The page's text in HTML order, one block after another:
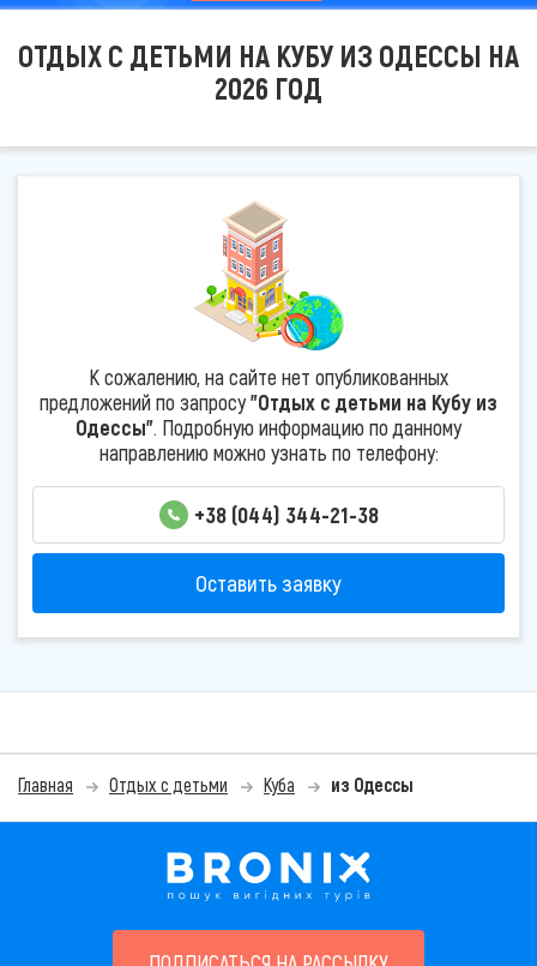
ОТДЫХ С ДЕТЬМИ НА КУБУ ИЗ ОДЕССЫ НА
2026 ГОД
К сожалению, на сайте нет опубликованных
предложений по запросу"Отдых с детьми на Кубу из
Одессы". Подробную информацию по данному
направлению можно узнать по телефону:
+38 (044) 344-21-38
Оставить заявку
Главная Отдых с детьми Куба из Одессы